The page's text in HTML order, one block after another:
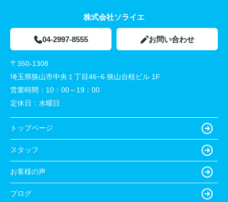
株式会社ソライエ
04-2997-8555 お問い合わせ
〒350-1308
埼玉県狭山市中央１丁目46−6 狭山台桂ビル 1F
営業時間： 10：00～19：00
定休日： 水曜日
トップページ
スタッフ
お客様の声
ブログ